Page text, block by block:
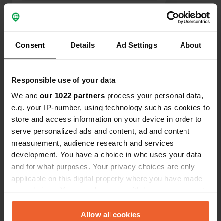
Consent Details Ad Settings About
Responsible use of your data
We and our 1022 partners process your personal data,
e.g. your IP-number, using technology such as cookies to
store and access information on your device in order to
serve personalized ads and content, ad and content
measurement, audience research and services
development. You have a choice in who uses your data
and for what purposes. Your privacy choices are only
applicable on this digital property where you have made
any time from the Cookie Declaration or by clicking on
the Privacy trigger icon.Allow all cookies
qui offre tout le confort nécessaire.
Contact
Emplacement
Am Gerichtsberg 205
98663, Heldburg, Allemagne
Coordonnées
50° 16' 43" N 10° 43' 50" E